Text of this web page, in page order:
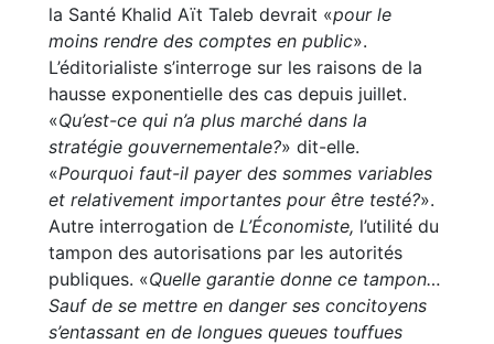
la Santé Khalid Aït Taleb devrait «pour le
moins rendre des comptes en public».
L’éditorialiste s’interroge sur les raisons de la
hausse exponentielle des cas depuis juillet.
«Qu’est-ce qui n’a plus marché dans la
stratégie gouvernementale?» dit-elle.
«Pourquoi faut-il payer des sommes variables
et relativement importantes pour être testé?».
Autre interrogation de L’Économiste, l’utilité du
tampon des autorisations par les autorités
publiques. «Quelle garantie donne ce tampon…
Sauf de se mettre en danger ses concitoyens
s’entassant en de longues queues touffues